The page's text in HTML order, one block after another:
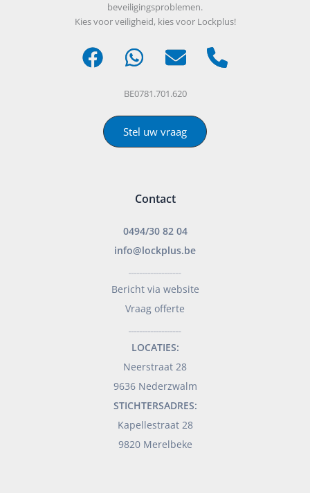
beveiligingsproblemen.
Kies voor veiligheid, kies voor Lockplus!
BE0781.701.620
Stel uw vraag
Contact
0494/30 82 04
info@lockplus.be
Bericht via website
Vraag offerte
LOCATIES:
Neerstraat 28
9636 Nederzwalm
STICHTERSADRES:
Kapellestraat 28
9820 Merelbeke